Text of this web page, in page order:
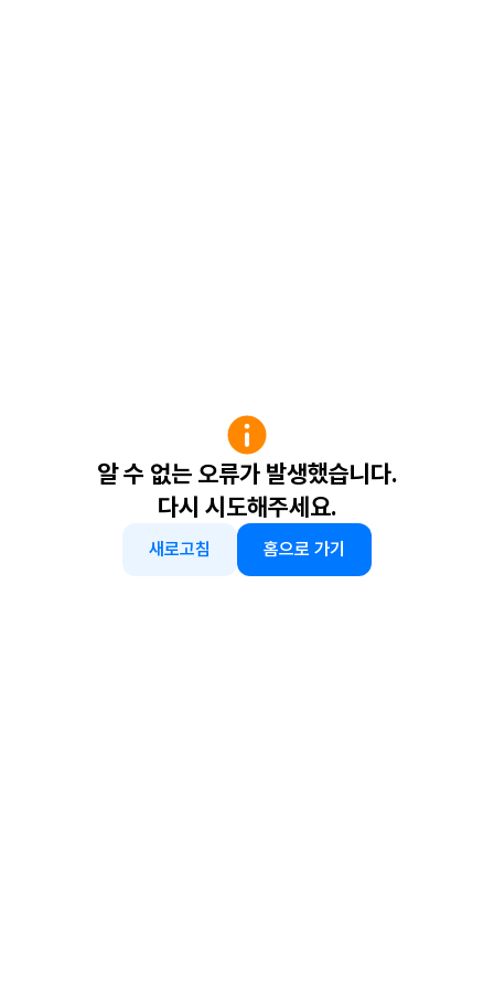
알 수 없는 오류가 발생했습니다.
다시 시도해주세요.
새로고침 홈으로 가기